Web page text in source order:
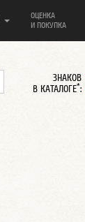
ОЦЕНКА
И ПОКУПКА
ЗНАКОВ
В КАТАЛОГЕ*: